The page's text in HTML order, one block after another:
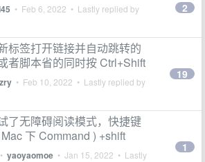
• Feb 6, 2022 • Lastly replied by 2
标签打开链接并自动跳转的
者脚本省的同时按 Ctrl+Shift
• Feb 10, 2022 • Lastly replied by
19
了无障碍阅读模式，快捷键
下 Command ) +shift
• yaoyaomoe • Jan 15, 2022 • Lastly
1